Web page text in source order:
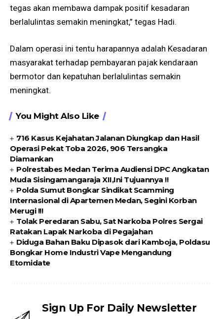
tegas akan membawa dampak positif kesadaran
berlalulintas semakin meningkat,” tegas Hadi.
Dalam operasi ini tentu harapannya adalah Kesadaran
masyarakat terhadap pembayaran pajak kendaraan
bermotor dan kepatuhan berlalulintas semakin
meningkat.
You Might Also Like
716 Kasus Kejahatan Jalanan Diungkap dan Hasil
Operasi Pekat Toba 2026, 906 Tersangka
Diamankan
Polrestabes Medan Terima Audiensi DPC Angkatan
Muda Sisingamangaraja XII,Ini Tujuannya !!
Polda Sumut Bongkar Sindikat Scamming
Internasional di Apartemen Medan, Segini Korban
Merugi !!!
Tolak Peredaran Sabu, Sat Narkoba Polres Sergai
Ratakan Lapak Narkoba di Pegajahan
Diduga Bahan Baku Dipasok dari Kamboja, Poldasu
Bongkar Home Industri Vape Mengandung
Etomidate
Sign Up For Daily Newsletter